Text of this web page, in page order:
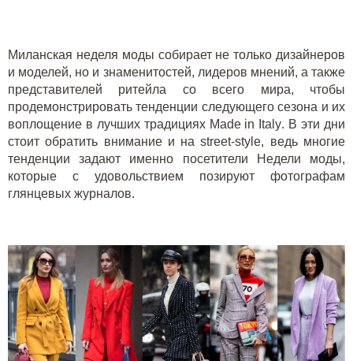
Миланская неделя моды собирает не только дизайнеров
и моделей, но и знаменитостей, лидеров мнений, а также
представителей ритейла со всего мира, чтобы
продемонстрировать тенденции следующего сезона и их
воплощение в лучших традициях Made in Italy. В эти дни
стоит обратить внимание и наstreet-style, ведь многие
тенденции задают именно посетители Недели моды,
которые с удовольствием позируют фотографам
глянцевых журналов.